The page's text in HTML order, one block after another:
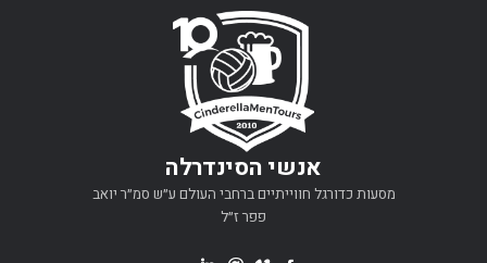
אנשי הסינדרלה
מסעות כדורגל חווייתיים ברחבי העולם ע״ש סמ״ר יואב
פפר ז״ל